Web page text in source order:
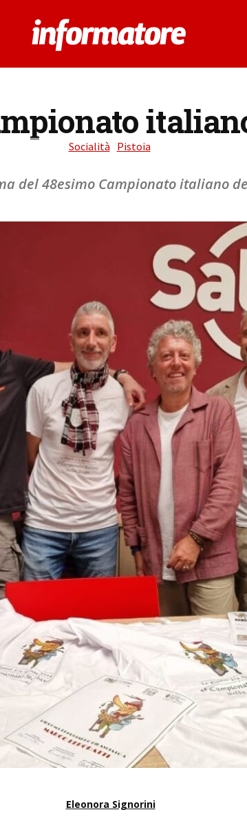
Socialità Pistoia
del 48esimo Campionato italiano
Eleonora Signorini